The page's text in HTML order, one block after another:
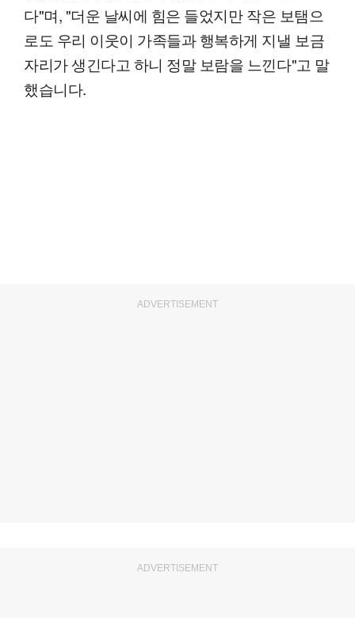
다"며, "더운 날씨에 힘은 들었지만 작은 보탬으
로도 우리 이웃이 가족들과 행복하게 지낼 보금
자리가 생긴다고 하니 정말 보람을 느낀다"고 말
했습니다.
ADVERTISEMENT
ADVERTISEMENT